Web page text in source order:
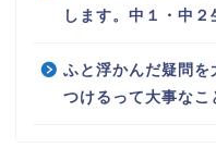
します。中１・中２
ふと浮かんだ疑問
つけるって大事なこ